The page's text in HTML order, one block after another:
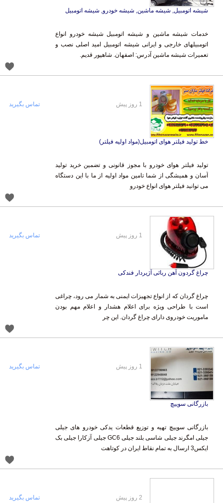
شیشه اتومبیل, شیشه ماشین, شیشه خودرو, شیشه اتومبیل
خدمات شیشه ماشین و شیشه اتومبیل شیشه خودرو انواع
اتومبیلهای خارجی و ایرانی شیشه اتومبیل امید اصلی نصب و
تعمیرات شیشه ماشین آدرس: اصفهان. شاهپور قدیم.
خط تولید فیلتر هوای اتومبیل(مواد اولیه فیلتر)
تولید فیلتر هوای خودرو با مجوز قانونی و تضمین خرید تولید
آسان و همیشگی از شما تامین مواد اولیه از ما با این دستگاه
می توانید فیلتر هوای انواع خودرو
1 روز پیش تماس بگیرید
چراغ گردون آهن ربائی آژیردار فندکی
چراغ گردان که از انواع تجهیزات ایمنی به شمار می رود، چراغی
است با طراحی ویژه برای اعلام هشدار و اعلام مهم بودن
ماموریت خودروی دارای چراغ گردان. این چر
1 روز پیش تماس بگیرید
بازرگانی سوییچ
بازرگانی سوییچ تهیه و توزیع قطعات یدکی خودرو های جیلی
جیلی امگرند جیلی شاسی بلند جیلی GC6 جیلی آزکارا جیلی بک
ایکس3 ارسال به تمام نقاط ایران در کوتاهت
1 روز پیش تماس بگیرید
2 روز پیش تماس بگیرید